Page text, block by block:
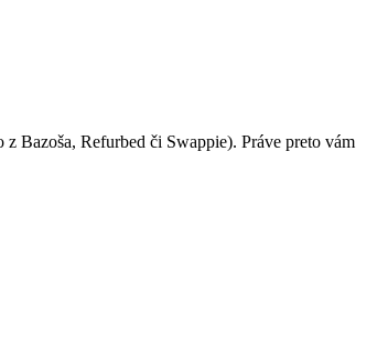
Bazoša, Refurbed či Swappie). Práve preto vám